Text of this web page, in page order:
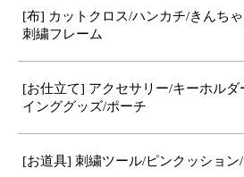
[布] カットクロス/ハンカチ/きんち
刺繍フレーム
[お仕立て] アクセサリー/キーホルダ
インググッズ/ポーチ
[お道具] 刺繍ツール/ピンクッション